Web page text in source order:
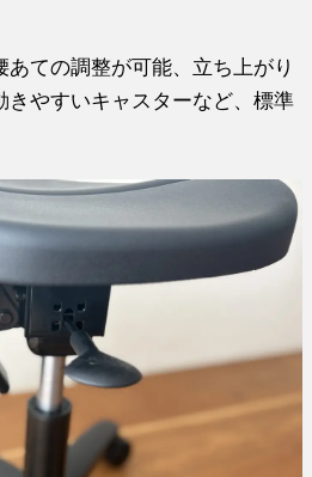
ての調整が可能、立ち上がり
きやすいキャスターなど、標準